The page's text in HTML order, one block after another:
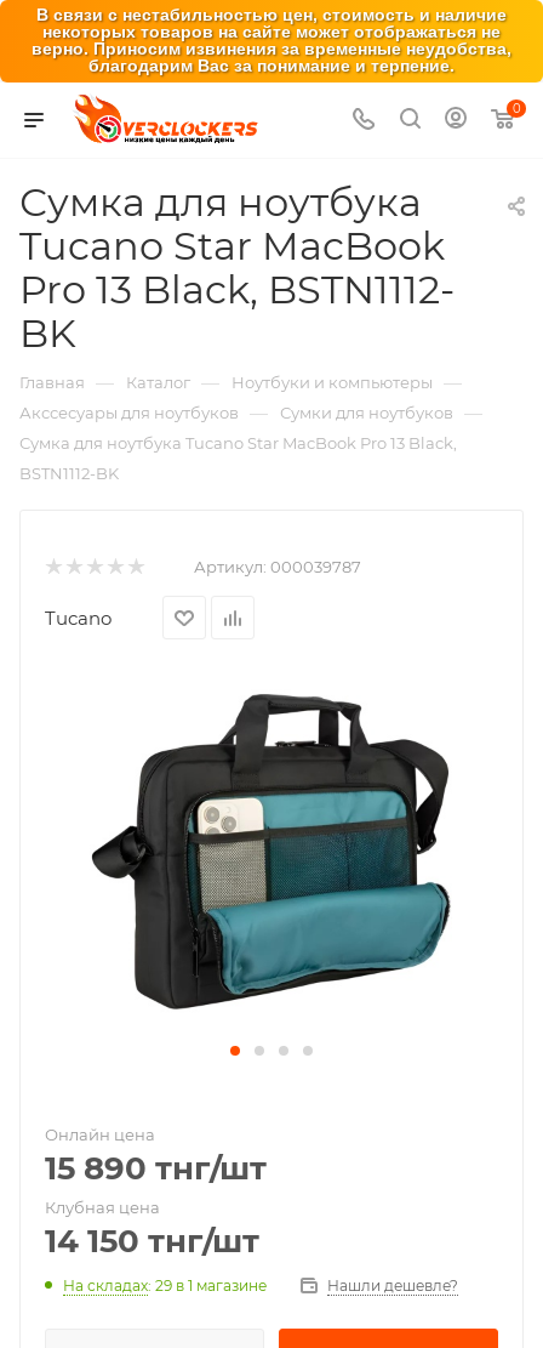
В связи с нестабильностью цен, стоимость и наличие
некоторых товаров на сайте может отображаться не
верно. Приносим извинения за временные неудобства,
благодарим Вас за понимание и терпение.
0
Сумка для ноутбука
Tucano Star MacBook
Pro 13 Black, BSTN1112-
BK
Главная — Каталог — Ноутбуки и компьютеры —
Акссесуары для ноутбуков — Сумки для ноутбуков —
Сумка для ноутбука Tucano Star MacBook Pro 13 Black,
BSTN1112-BK
Артикул: 000039787
Tucano
Онлайн цена
15 890 тнг/шт
Клубная цена
14 150 тнг/шт
На складах: 29 в 1 магазине Нашли дешевле?